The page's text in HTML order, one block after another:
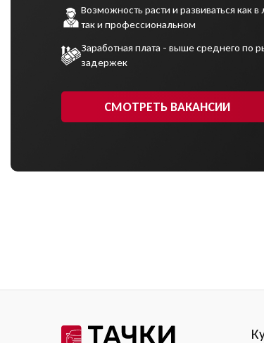
Возможность расти и развиваться как
так и профессиональном
Заработная плата - выше среднего по
задержек
СМОТРЕТЬ ВАКАНСИИ